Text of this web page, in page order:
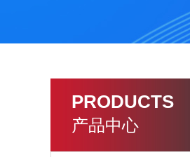
PRODUCTS
产品中心